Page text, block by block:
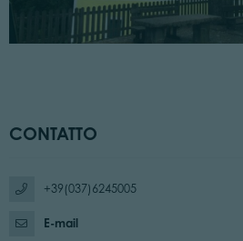
CONTATTO
+39(037)6245005
E-mail